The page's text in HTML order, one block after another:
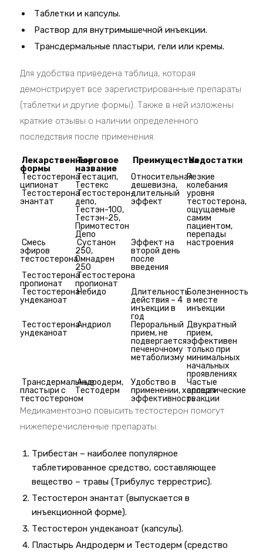
Таблетки и капсулы.
Раствор для внутримышечной инъекции.
Трансдермальные пластыри, гели или кремы.
Для удобства приведена таблица, которая
демонстрирует все зарегистрированные препараты
(таблетки и другие формы). Также в ней изложены
краткие отзывы о наличии определенного
последствия после применения.
Лекарственные
формы
Торговое
название
ПреимуществаНедостатки
Тестостерона
ципионат
Тестацип,
Тестекс
Относительная
дешевизна,
длительный
эффект
Резкие
колебания
уровня
тестостерона,
ощущаемые
самим
пациентом,
перепады
настроения
Тестостерона
энантат
Тестостерон-
депо,
Тестэн-100,
Тестэн-25,
Примотестон
Депо
Смесь
эфиров
тестостерона
Сустанон
250,
Омнадрен
250
Эффект на
второй день
после
введения
Тестостерона
пропионат
Тестостерона
пропионат
Тестостерона
ундеканоат
Небидо
Длительность
действия – 4
инъекции в
год
Болезненность
в месте
инъекции
Тестостерона
ундеканоат
Андриол
Пероральный
прием, не
подвергается
печеночному
метаболизму
Двукратный
прием,
эффективен
только при
минимальных
начальных
проявлениях
Трансдермальные
пластыри с
тестостероном
Андродерм,
Тестодерм
Удобство в
применении, хорошая
эффективность
Частые
аллергические
реакции
Медикаментозно повысить тестостерон помогут
нижеперечисленные препараты:
Трибестан – наиболее популярное
таблетированное средство, составляющее
вещество – травы (Трибулус террестрис).
Тестостерон энантат (выпускается в
инъекционной форме).
Тестостерон ундеканоат (капсулы).
Пластырь Андродерм и Тестодерм (средство